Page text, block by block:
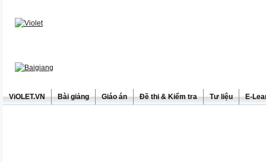
ViOLET.VN Bài giảng Giáo án Đề thi & Kiểm tra Tư liệu E-